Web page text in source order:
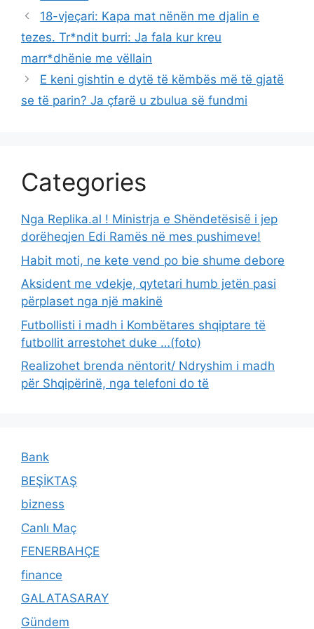
18-vjeçari: Kapa mat nënën me djalin e
tezes. Tr*ndit burri: Ja fala kur kreu
marr*dhënie me vëllain
E keni gishtin e dytë të këmbës më të gjatë
se të parin? Ja çfarë u zbulua së fundmi
Categories
Nga Replika.al ! Ministrja e Shëndetësisë i jep
dorëheqjen Edi Ramës në mes pushimeve!
Habit moti, ne kete vend po bie shume debore
Aksident me vdekje, qytetari humb jetën pasi
përplaset nga një makinë
Futbollisti i madh i Kombëtares shqiptare të
futbollit arrestohet duke …(foto)
Realizohet brenda nëntorit/ Ndryshim i madh
për Shqipërinë, nga telefoni do të
Bank
BEŞİKTAŞ
bizness
Canlı Maç
FENERBAHÇE
finance
GALATASARAY
Gündem